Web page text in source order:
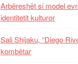
Arbëreshët si model
identitetit kulturor
Sali Shijaku, “Diego
kombëtar